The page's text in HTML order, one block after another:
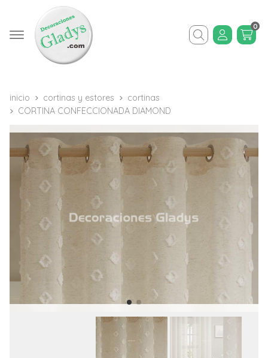
Buscar
0
inicio cortinas y estores
cortinas
CORTINA CONFECCIONADA DIAMOND